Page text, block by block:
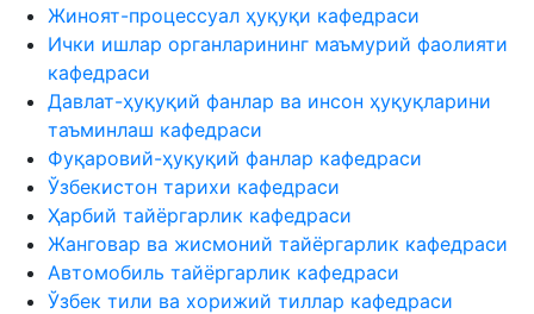
Жиноят-процессуал ҳуқуқи кафедраси
Ички ишлар органларининг маъмурий фаолияти
кафедраси
Давлат-ҳуқуқий фанлар ва инсон ҳуқуқларини
таъминлаш кафедраси
Фуқаровий-ҳуқуқий фанлар кафедраси
Ўзбекистон тарихи кафедраси
Ҳарбий тайёргарлик кафедраси
Жанговар ва жисмоний тайёргарлик кафедраси
Автомобиль тайёргарлик кафедраси
Ўзбек тили ва хорижий тиллар кафедраси